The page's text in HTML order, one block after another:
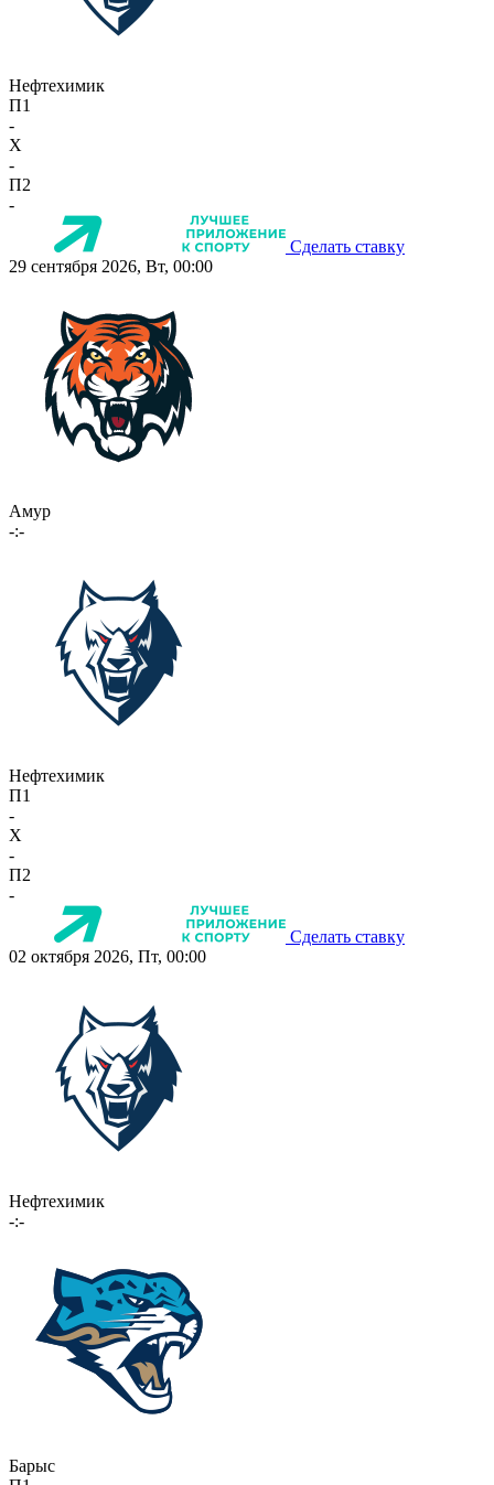
Нефтехимик
П1
-
X
-
П2
-
Сделать ставку
29 сентября 2026, Вт, 00:00
Амур
-:-
Нефтехимик
П1
-
X
-
П2
-
Сделать ставку
02 октября 2026, Пт, 00:00
Нефтехимик
-:-
Барыс